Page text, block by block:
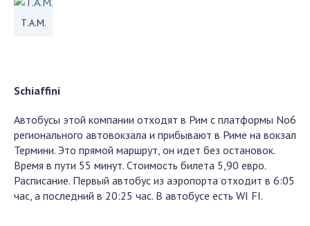
Т.А.М.
Schiaffini
Автобусы этой компании отходят в Рим с платформы No6
регионального автовокзала и прибывают в Риме на вокзал
Термини. Это прямой маршрут, он идет без остановок.
Время в пути 55 минут. Стоимость билета 5,90 евро.
Расписание. Первый автобус из аэропорта отходит в 6:05
час, а последний в 20:25 час. В автобусе есть WI FI.